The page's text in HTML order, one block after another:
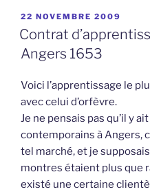
PUBLIÉ
LE
22 NOVEMBRE 2009
Contrat
Angers 1653
Voici l’apprentissage le
avec celui d’orfèvre.
Je ne pensais pas qu’il y
contemporains à Angers,
tel marché, et je
montres étaient plus que
existé une certaine